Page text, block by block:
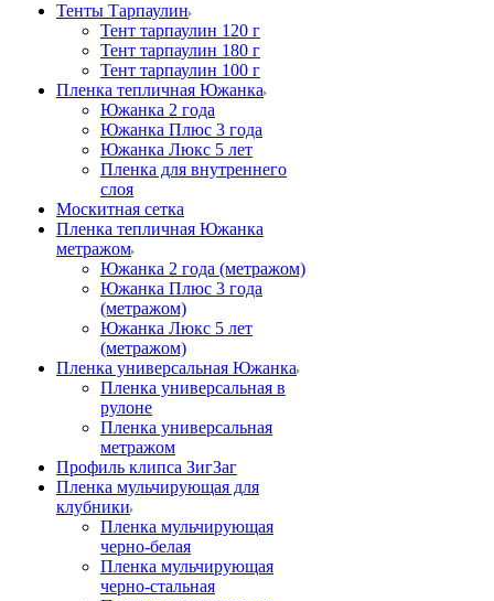
Тенты Тарпаулин
Тент тарпаулин 120 г
Тент тарпаулин 180 г
Тент тарпаулин 100 г
Пленка тепличная Южанка
Южанка 2 года
Южанка Плюс 3 года
Южанка Люкс 5 лет
Пленка для внутреннего
слоя
Москитная сетка
Пленка тепличная Южанка
метражом
Южанка 2 года (метражом)
Южанка Плюс 3 года
(метражом)
Южанка Люкс 5 лет
(метражом)
Пленка универсальная Южанка
Пленка универсальная в
рулоне
Пленка универсальная
метражом
Профиль клипса ЗигЗаг
Пленка мульчирующая для
клубники
Пленка мульчирующая
черно-белая
Пленка мульчирующая
черно-стальная